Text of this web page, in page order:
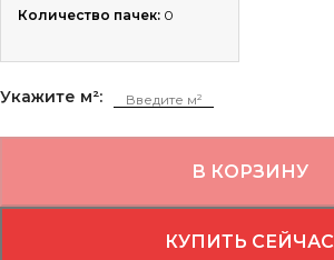
Количество пачек: 0
Укажите м²:
В КОРЗИНУ
КУПИТЬ СЕЙЧАС